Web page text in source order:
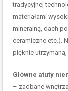
tradycyjnej
materiałami
mineralną, dach
ceramiczne etc.).
pięknie
Główne atuty
– zadbane